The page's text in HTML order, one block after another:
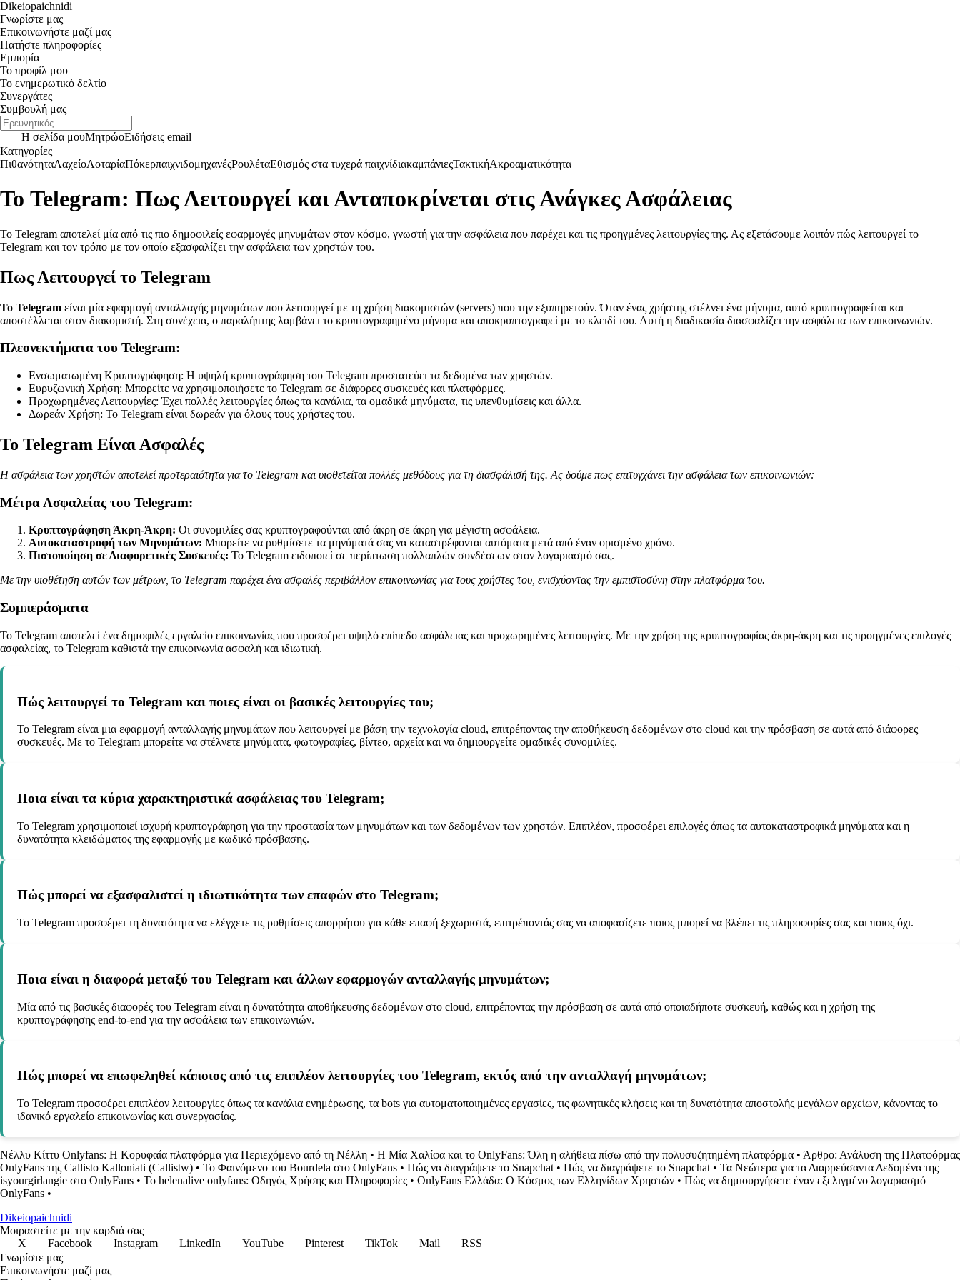
Dikeiopaichnidi
Γνωρίστε μας
Επικοινωνήστε μαζί μας
Πατήστε πληροφορίες
Εμπορία
Το προφίλ μου
Το ενημερωτικό δελτίο
Συνεργάτες
Συμβουλή μας
Η σελίδα μουΜητρώοΕιδήσεις email
Κατηγορίες
ΠιθανότηταΛαχείοΛοταρίαΠόκερπαιχνιδομηχανέςΡουλέταΕθισμός στα τυχερά παιχνίδιακαμπάνιεςΤακτικήΑκροαματικότητα
Το Telegram: Πως Λειτουργεί και Ανταποκρίνεται στις Ανάγκες Ασφάλειας
Το Telegram αποτελεί μία από τις πιο δημοφιλείς εφαρμογές μηνυμάτων στον κόσμο, γνωστή για την ασφάλεια που παρέχει και τις προηγμένες λειτουργίες της. Ας εξετάσουμε λοιπόν πώς λειτουργεί το
Telegram και τον τρόπο με τον οποίο εξασφαλίζει την ασφάλεια των χρηστών του.
Πως Λειτουργεί το Telegram
Το Telegram είναι μία εφαρμογή ανταλλαγής μηνυμάτων που λειτουργεί με τη χρήση διακομιστών (servers) που την εξυπηρετούν. Όταν ένας χρήστης στέλνει ένα μήνυμα, αυτό κρυπτογραφείται και
αποστέλλεται στον διακομιστή. Στη συνέχεια, ο παραλήπτης λαμβάνει το κρυπτογραφημένο μήνυμα και αποκρυπτογραφεί με το κλειδί του. Αυτή η διαδικασία διασφαλίζει την ασφάλεια των επικοινωνιών.
Πλεονεκτήματα του Telegram:
Ενσωματωμένη Κρυπτογράφηση: Η υψηλή κρυπτογράφηση του Telegram προστατεύει τα δεδομένα των χρηστών.
Ευρυζωνική Χρήση: Μπορείτε να χρησιμοποιήσετε το Telegram σε διάφορες συσκευές και πλατφόρμες.
Προχωρημένες Λειτουργίες: Έχει πολλές λειτουργίες όπως τα κανάλια, τα ομαδικά μηνύματα, τις υπενθυμίσεις και άλλα.
Δωρεάν Χρήση: Το Telegram είναι δωρεάν για όλους τους χρήστες του.
Το Telegram Είναι Ασφαλές
Η ασφάλεια των χρηστών αποτελεί προτεραιότητα για το Telegram και υιοθετείται πολλές μεθόδους για τη διασφάλισή της. Ας δούμε πως επιτυγχάνει την ασφάλεια των επικοινωνιών:
Μέτρα Ασφαλείας του Telegram:
Κρυπτογράφηση Άκρη-Άκρη: Οι συνομιλίες σας κρυπτογραφούνται από άκρη σε άκρη για μέγιστη ασφάλεια.
Αυτοκαταστροφή των Μηνυμάτων: Μπορείτε να ρυθμίσετε τα μηνύματά σας να καταστρέφονται αυτόματα μετά από έναν ορισμένο χρόνο.
Πιστοποίηση σε Διαφορετικές Συσκευές: Το Telegram ειδοποιεί σε περίπτωση πολλαπλών συνδέσεων στον λογαριασμό σας.
Με την υιοθέτηση αυτών των μέτρων, το Telegram παρέχει ένα ασφαλές περιβάλλον επικοινωνίας για τους χρήστες του, ενισχύοντας την εμπιστοσύνη στην πλατφόρμα του.
Συμπεράσματα
Το Telegram αποτελεί ένα δημοφιλές εργαλείο επικοινωνίας που προσφέρει υψηλό επίπεδο ασφάλειας και προχωρημένες λειτουργίες. Με την χρήση της κρυπτογραφίας άκρη-άκρη και τις προηγμένες επιλογές
ασφαλείας, το Telegram καθιστά την επικοινωνία ασφαλή και ιδιωτική.
Πώς λειτουργεί το Telegram και ποιες είναι οι βασικές λειτουργίες του;
Το Telegram είναι μια εφαρμογή ανταλλαγής μηνυμάτων που λειτουργεί με βάση την τεχνολογία cloud, επιτρέποντας την αποθήκευση δεδομένων στο cloud και την πρόσβαση σε αυτά από διάφορες
συσκευές. Με το Telegram μπορείτε να στέλνετε μηνύματα, φωτογραφίες, βίντεο, αρχεία και να δημιουργείτε ομαδικές συνομιλίες.
Ποια είναι τα κύρια χαρακτηριστικά ασφάλειας του Telegram;
Το Telegram χρησιμοποιεί ισχυρή κρυπτογράφηση για την προστασία των μηνυμάτων και των δεδομένων των χρηστών. Επιπλέον, προσφέρει επιλογές όπως τα αυτοκαταστροφικά μηνύματα και η
δυνατότητα κλειδώματος της εφαρμογής με κωδικό πρόσβασης.
Πώς μπορεί να εξασφαλιστεί η ιδιωτικότητα των επαφών στο Telegram;
Το Telegram προσφέρει τη δυνατότητα να ελέγχετε τις ρυθμίσεις απορρήτου για κάθε επαφή ξεχωριστά, επιτρέποντάς σας να αποφασίζετε ποιος μπορεί να βλέπει τις πληροφορίες σας και ποιος όχι.
Ποια είναι η διαφορά μεταξύ του Telegram και άλλων εφαρμογών ανταλλαγής μηνυμάτων;
Μία από τις βασικές διαφορές του Telegram είναι η δυνατότητα αποθήκευσης δεδομένων στο cloud, επιτρέποντας την πρόσβαση σε αυτά από οποιαδήποτε συσκευή, καθώς και η χρήση της
κρυπτογράφησης end-to-end για την ασφάλεια των επικοινωνιών.
Πώς μπορεί να επωφεληθεί κάποιος από τις επιπλέον λειτουργίες του Telegram, εκτός από την ανταλλαγή μηνυμάτων;
Το Telegram προσφέρει επιπλέον λειτουργίες όπως τα κανάλια ενημέρωσης, τα bots για αυτοματοποιημένες εργασίες, τις φωνητικές κλήσεις και τη δυνατότητα αποστολής μεγάλων αρχείων, κάνοντας το
ιδανικό εργαλείο επικοινωνίας και συνεργασίας.
Νέλλυ Κίττυ Onlyfans: Η Κορυφαία πλατφόρμα για Περιεχόμενο από τη Νέλλη • Η Μία Χαλίφα και το OnlyFans: Όλη η αλήθεια πίσω από την πολυσυζητημένη πλατφόρμα • Άρθρο: Ανάλυση της Πλατφόρμας
OnlyFans της Callisto Kalloniati (Callistw) • Το Φαινόμενο του Bourdela στο OnlyFans • Πώς να διαγράψετε το Snapchat • Πώς να διαγράψετε το Snapchat • Τα Νεώτερα για τα Διαρρεύσαντα Δεδομένα της
isyourgirlangie στο OnlyFans • Το helenalive onlyfans: Οδηγός Χρήσης και Πληροφορίες • OnlyFans Ελλάδα: Ο Κόσμος των Ελληνίδων Χρηστών • Πώς να δημιουργήσετε έναν εξελιγμένο λογαριασμό
OnlyFans •
Dikeiopaichnidi
Μοιραστείτε με την καρδιά σας
X
Facebook Instagram LinkedIn YouTube Pinterest TikTok Mail
RSS
Γνωρίστε μας
Επικοινωνήστε μαζί μας